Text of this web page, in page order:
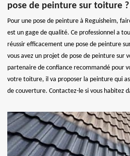
pose de peinture sur toiture ?
Pour une pose de peinture à Reguisheim,
est un gage de qualité. Ce professionnel a
réussir efficacement une pose de peinture
vous avez un projet de pose de peinture sur
partenaire de confiance recommandé pour
votre toiture, il va proposer la peinture qui
de couverture. Contactez-le si vous habitez